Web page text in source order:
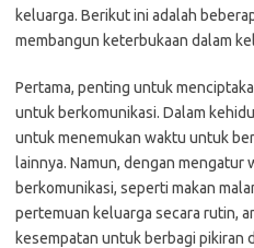
keluarga. Berikut ini adalah
membangun keterbukaan dalam
Pertama, penting untuk
untuk berkomunikasi. Dalam
untuk menemukan waktu untuk
lainnya. Namun, dengan mengatur
berkomunikasi, seperti makan
pertemuan keluarga secara rutin,
kesempatan untuk berbagi pikiran